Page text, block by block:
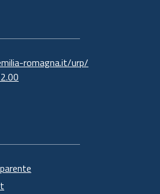
romagna.it/urp/